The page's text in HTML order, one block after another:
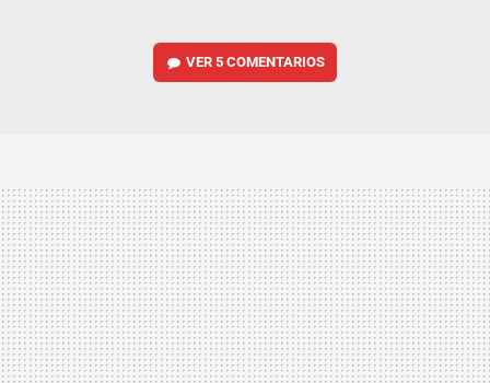
VER5 COMENTARIOS